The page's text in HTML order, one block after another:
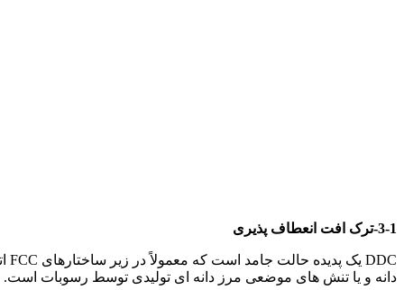
3-1-ترک افت انعطاف پذیری
دانه و یا تنش های موضعی مرز دانه ای تولیدی توسط رسوبات است.